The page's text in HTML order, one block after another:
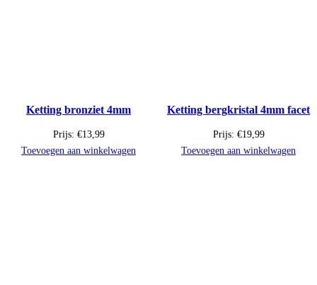
Ketting bronziet 4mm
Prijs: €13,99
Toevoegen aan winkelwagen
Ketting bergkristal 4mm facet
Prijs: €19,99
Toevoegen aan winkelwagen